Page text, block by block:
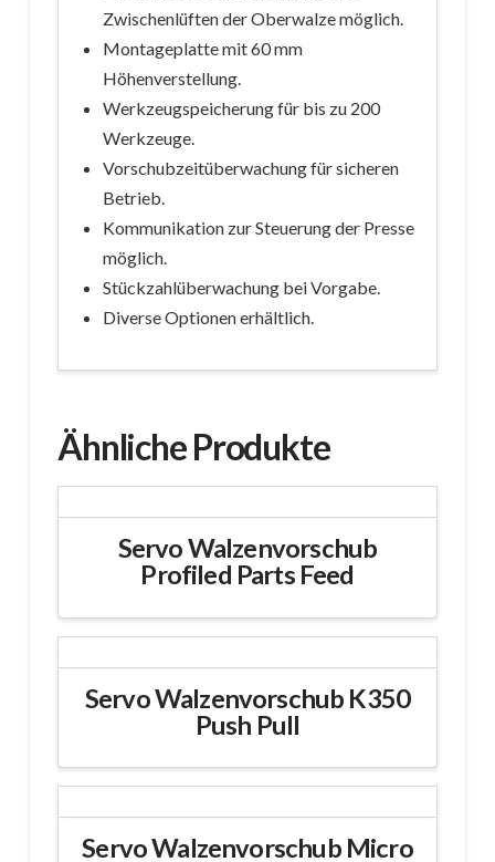
Zwischenlüften der Oberwalze möglich.
Montageplatte mit 60 mm
Höhenverstellung.
Werkzeugspeicherung für bis zu 200
Werkzeuge.
Vorschubzeitüberwachung für sicheren
Betrieb.
Kommunikation zur Steuerung der Presse
möglich.
Stückzahlüberwachung bei Vorgabe.
Diverse Optionen erhältlich.
Ähnliche Produkte
Servo Walzenvorschub
Profiled Parts Feed
Servo Walzenvorschub K350
Push Pull
Servo Walzenvorschub Micro